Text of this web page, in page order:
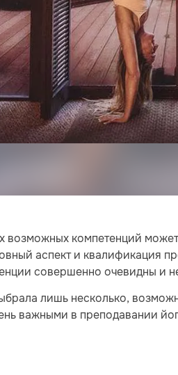
возможных компетенций
аспект и квалификация
совершенно очевидны и
лишь несколько,
важными в преподавании